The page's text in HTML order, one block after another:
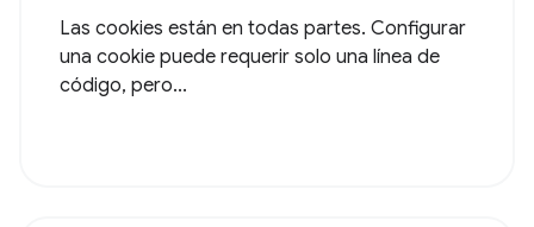
Las cookies están en todas partes. Configurar
una cookie puede requerir solo una línea de
código, pero...